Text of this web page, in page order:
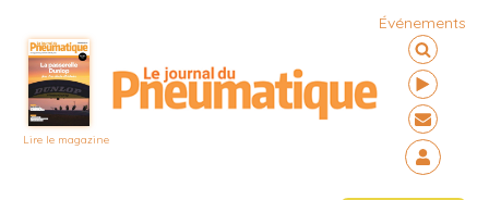
Lire le magazine
Événements